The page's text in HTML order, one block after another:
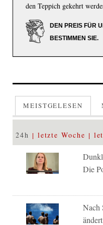
den Teppich gekehrt
DEN PREIS FÜR
BESTIMMEN SIE.
MEISTGELESEN
24h letzte Woche
Die
Nach